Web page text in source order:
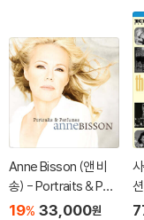
Anne Bisson (앤 비
송) - Portraits & Perf
umes
19% 33,000원